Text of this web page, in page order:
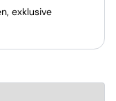
exklusive